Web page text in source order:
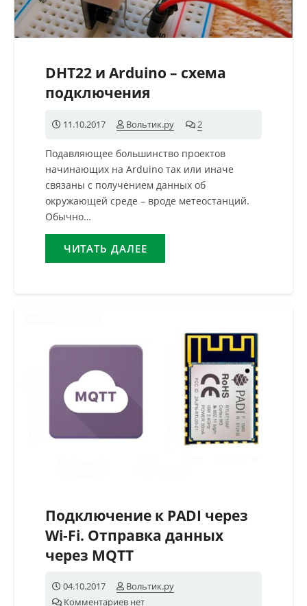
DHT22 и Arduino – схема
подключения
11.10.2017 Вольтик.ру 2
Подавляющее большинство проектов
начинающих на Arduino так или иначе
связаны с получением данных об
окружающей среде – вроде метеостанций.
Обычно…
ЧИТАТЬ ДАЛЕЕ
Подключение к PADI через
Wi-Fi. Отправка данных
через MQTT
04.10.2017
Вольтик.ру
Комментариев нет